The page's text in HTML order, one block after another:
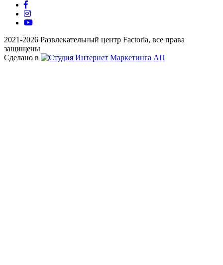
2021-2026 Развлекательный центр Factoria, все права
защищены
Сделано в